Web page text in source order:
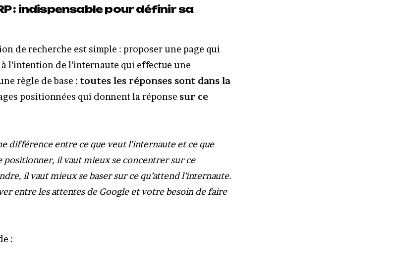
: indispensable pour définir sa
de recherche est simple : proposer une page qui
l’intention de l’internaute qui effectue une
règle de base : toutes les réponses sont dans la
positionnées qui donnent la réponse sur ce
différence entre ce que veut l’internaute et ce que
positionner, il vaut mieux se concentrer sur ce
il vaut mieux se baser sur ce qu’attend l’internaute.
entre les attentes de Google et votre besoin de faire
: